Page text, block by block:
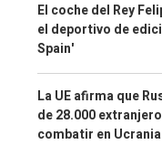
El coche del Rey
el deportivo de
Spain'
La UE afirma que
de 28.000
combatir en Ucrania